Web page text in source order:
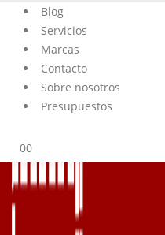
Blog
Servicios
Marcas
Contacto
Sobre nosotros
Presupuestos
00